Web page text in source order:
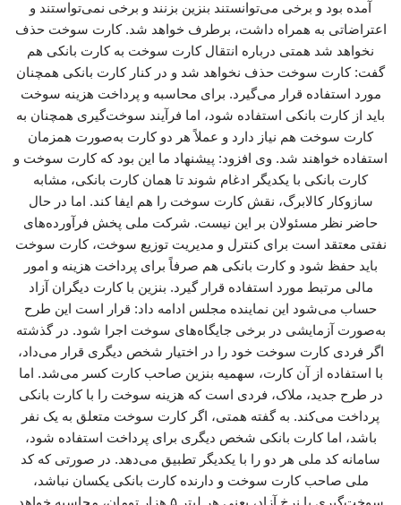
آمده بود و برخی می‌توانستند بنزین بزنند و برخی نمی‌تواستند و
اعتراضاتی به همراه داشت، برطرف خواهد شد. کارت سوخت حذف
نخواهد شد همتی درباره انتقال کارت سوخت به کارت بانکی هم
گفت: کارت سوخت حذف نخواهد شد و در کنار کارت بانکی همچنان
مورد استفاده قرار می‌گیرد. برای محاسبه و پرداخت هزینه سوخت
باید از کارت بانکی استفاده شود، اما فرآیند سوخت‌گیری همچنان به
کارت سوخت هم نیاز دارد و عملاً هر دو کارت به‌صورت همزمان
استفاده خواهند شد. وی افزود: پیشنهاد ما این بود که کارت سوخت و
کارت بانکی با یکدیگر ادغام شوند تا همان کارت بانکی، مشابه
سازوکار کالابرگ، نقش کارت سوخت را هم ایفا کند. اما در حال
حاضر نظر مسئولان بر این نیست. شرکت ملی پخش فرآورده‌های
نفتی معتقد است برای کنترل و مدیریت توزیع سوخت، کارت سوخت
باید حفظ شود و کارت بانکی هم صرفاً برای پرداخت هزینه و امور
مالی مرتبط مورد استفاده قرار گیرد. بنزین با کارت دیگران آزاد
حساب می‌شود این نماینده مجلس ادامه داد: قرار است این طرح
به‌صورت آزمایشی در برخی جایگاه‌های سوخت اجرا شود. در گذشته
اگر فردی کارت سوخت خود را در اختیار شخص دیگری قرار می‌داد،
با استفاده از آن کارت، سهمیه بنزین صاحب کارت کسر می‌شد. اما
در طرح جدید، ملاک، فردی است که هزینه سوخت را با کارت بانکی
پرداخت می‌کند. به گفته همتی، اگر کارت سوخت متعلق به یک نفر
باشد، اما کارت بانکی شخص دیگری برای پرداخت استفاده شود،
سامانه کد ملی هر دو را با یکدیگر تطبیق می‌دهد. در صورتی که کد
ملی صاحب کارت سوخت و دارنده کارت بانکی یکسان نباشد،
سوخت‌گیری با نرخ آزاد، یعنی هر لیتر ۵ هزار تومان، محاسبه خواهد